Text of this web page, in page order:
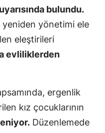
Isparta
Mersin
Kars
Kastamonu
bulundu.
yeniden yönetimi ele
eleştirileri
evliliklerden
ergenlik
kız çocuklarının
Düzenlemede